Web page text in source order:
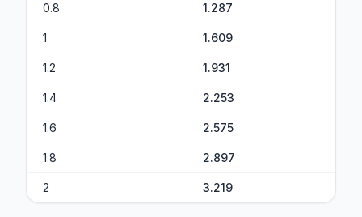
0.8 1.287
1 1.609
1.2 1.931
1.4 2.253
1.6 2.575
1.8 2.897
2 3.219